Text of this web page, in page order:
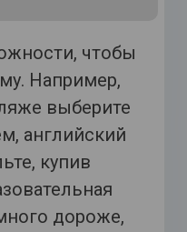
чтобы
Например,
выберите
английский
купив
дороже,